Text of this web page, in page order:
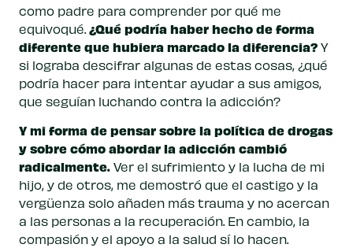
como padre para comprender por qué me
equivoqué. ¿Qué podría haber hecho de forma
diferente que hubiera marcado la diferencia? Y
si lograba descifrar algunas de estas cosas, ¿qué
podría hacer para intentar ayudar a sus amigos,
que seguían luchando contra la adicción?
Y mi forma de pensar sobre la política de drogas
y sobre cómo abordar la adicción cambió
radicalmente. Ver el sufrimiento y la lucha de mi
hijo, y de otros, me demostró que el castigo y la
vergüenza solo añaden más trauma y no acercan
a las personas a la recuperación. En cambio, la
compasión y el apoyo a la salud sí lo hacen.